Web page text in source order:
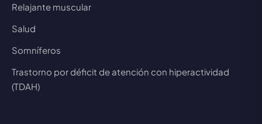
Relajante muscular
Salud
Somníferos
Trastorno por déficit de atención con hiperactividad
(TDAH)